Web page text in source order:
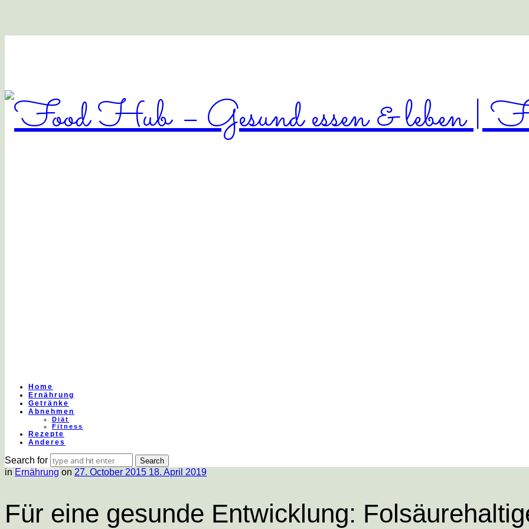
Food
&
leben
|
Home
Ernährung
Getränke
Abnehmen
Diät
Fitness
Rezepte
Anderes
Search for
in Ernährung on 27. October 2015 18. April 2019
Für eine gesunde Entwicklung: